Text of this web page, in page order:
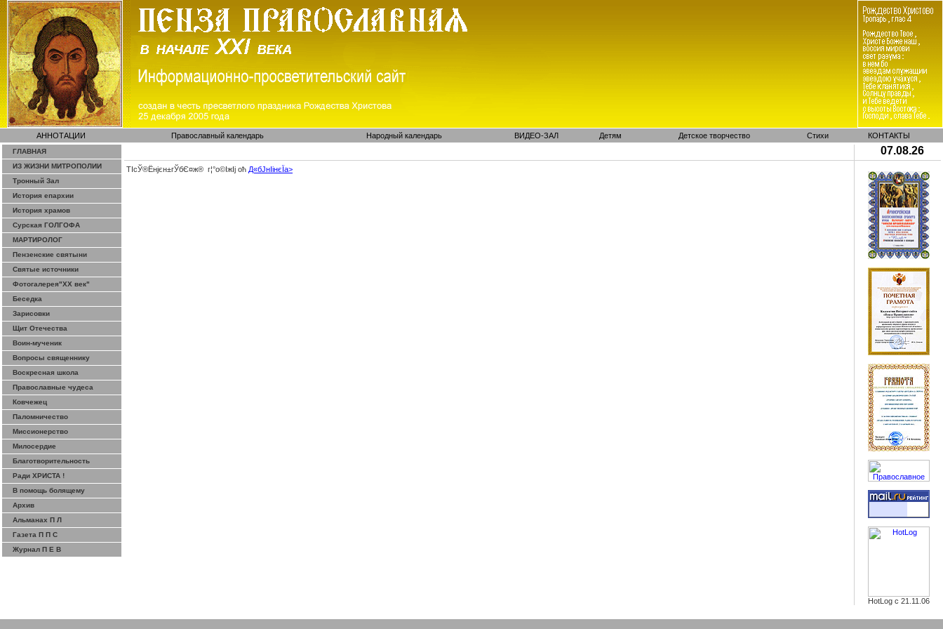
АННОТАЦИИ Православный календарь Народный календарь ВИДЕО-ЗАЛ Детям Детское творчество Стихи КОНТАКТЫ
ГЛАВНАЯ
ИЗ ЖИЗНИ МИТРОПОЛИИ
Тронный Зал
История епархии
История храмов
Сурская ГОЛГОФА
МАРТИРОЛОГ
Пензенские святыни
Святые источники
Фотогалерея"ХХ век"
Беседка
Зарисовки
Щит Отечества
Воин-мученик
Вопросы священнику
Воскресная школа
Православные чудеса
Ковчежец
Паломничество
Миссионерство
Милосердие
Благотворительность
Ради ХРИСТА !
В помощь болящему
Архив
Альманах П Л
Газета П П С
Журнал П Е В
07.08.26
ТІсЎ®Ёнјєн±­гЎ­бЄ¤ж® г¦°о©ІжІј оћ Д«бЈ­нІінєЇa>
HotLog с 21.11.06